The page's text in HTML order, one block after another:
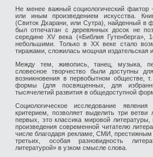
Не менее важный социологический
или иным произведением искусства.
(Свиток Дхарани, или Сутра), найденный в
был отпечатан с деревянных досок не
середине XV века («Библия
небольшими. Только в ХХ веке стало
тиражами, сложилась мощная издательская
Между тем, живопись, танец, музыка,
словесное творчество были доступны
возникновения в первобытном обществе,
формы (для посвященных, для
тысячелетий развития в общедоступной
Социологическое исследование
критерием, позволяет выделить три
первых, это классика мировой
произведения современной читателю
числе благодаря рекламе, СМИ,
третьих, особая разновидность
литературой» в узком смысле слова.